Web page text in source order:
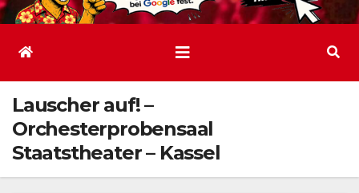
Lauscher auf! –
Orchesterprobensaal
Staatstheater – Kassel